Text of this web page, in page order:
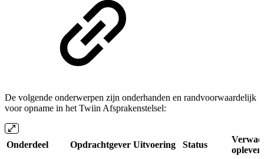
De volgende onderwerpen zijn onderhanden en randvoorwaardelijk
voor opname in het Twiin Afsprakenstelsel:
Onderdeel Opdrachtgever Uitvoering Status